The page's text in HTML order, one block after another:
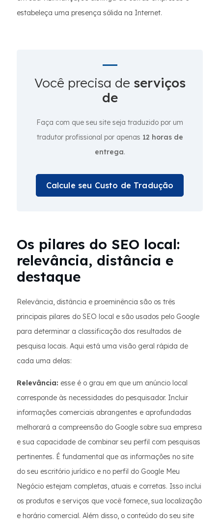
estabeleça uma presença sólida na Internet.
Você precisa de serviços
de
Faça com que seu site seja traduzido por um
tradutor profissional por apenas 12 horas de
entrega.
Calcule seu Custo de Tradução
Os pilares do SEO local:
relevância, distância e
destaque
Relevância, distância e proeminência são os três
principais pilares do SEO local e são usados pelo Google
para determinar a classificação dos resultados de
pesquisa locais. Aqui está uma visão geral rápida de
cada uma delas:
Relevância: esse é o grau em que um anúncio local
corresponde às necessidades do pesquisador. Incluir
informações comerciais abrangentes e aprofundadas
melhorará a compreensão do Google sobre sua empresa
e sua capacidade de combinar seu perfil com pesquisas
pertinentes. É fundamental que as informações no site
do seu escritório jurídico e no perfil do Google Meu
Negócio estejam completas, atuais e corretas. Isso inclui
os produtos e serviços que você fornece, sua localização
e horário comercial. Além disso, o conteúdo do seu site